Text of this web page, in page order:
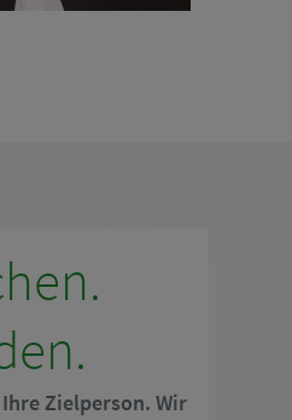
Zielperson. Wir